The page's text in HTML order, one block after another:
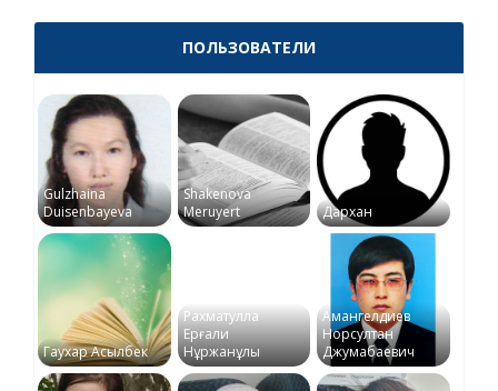
ПОЛЬЗОВАТЕЛИ
Gulzhaina
Duisenbayeva
Shakenova
Meruyert
Дархан
Гаухар Асылбек
Рахматулла
Ерғали
Нұржанұлы
Амангелдиев
Норсултан
Джумабаевич